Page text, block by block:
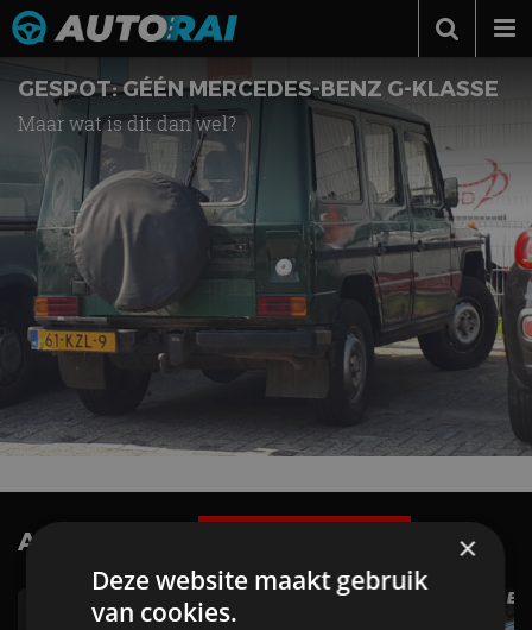
Autonieuws
Podcast
Autotests
Automerken
Adverteren
Contact
MotorRAI.nl
GESPOT: GÉÉN MERCEDES-BENZ G-KLASSE
Maar wat is dit dan wel?
AutoRAI.nl TV ×
Deze website maakt gebruik
van cookies.